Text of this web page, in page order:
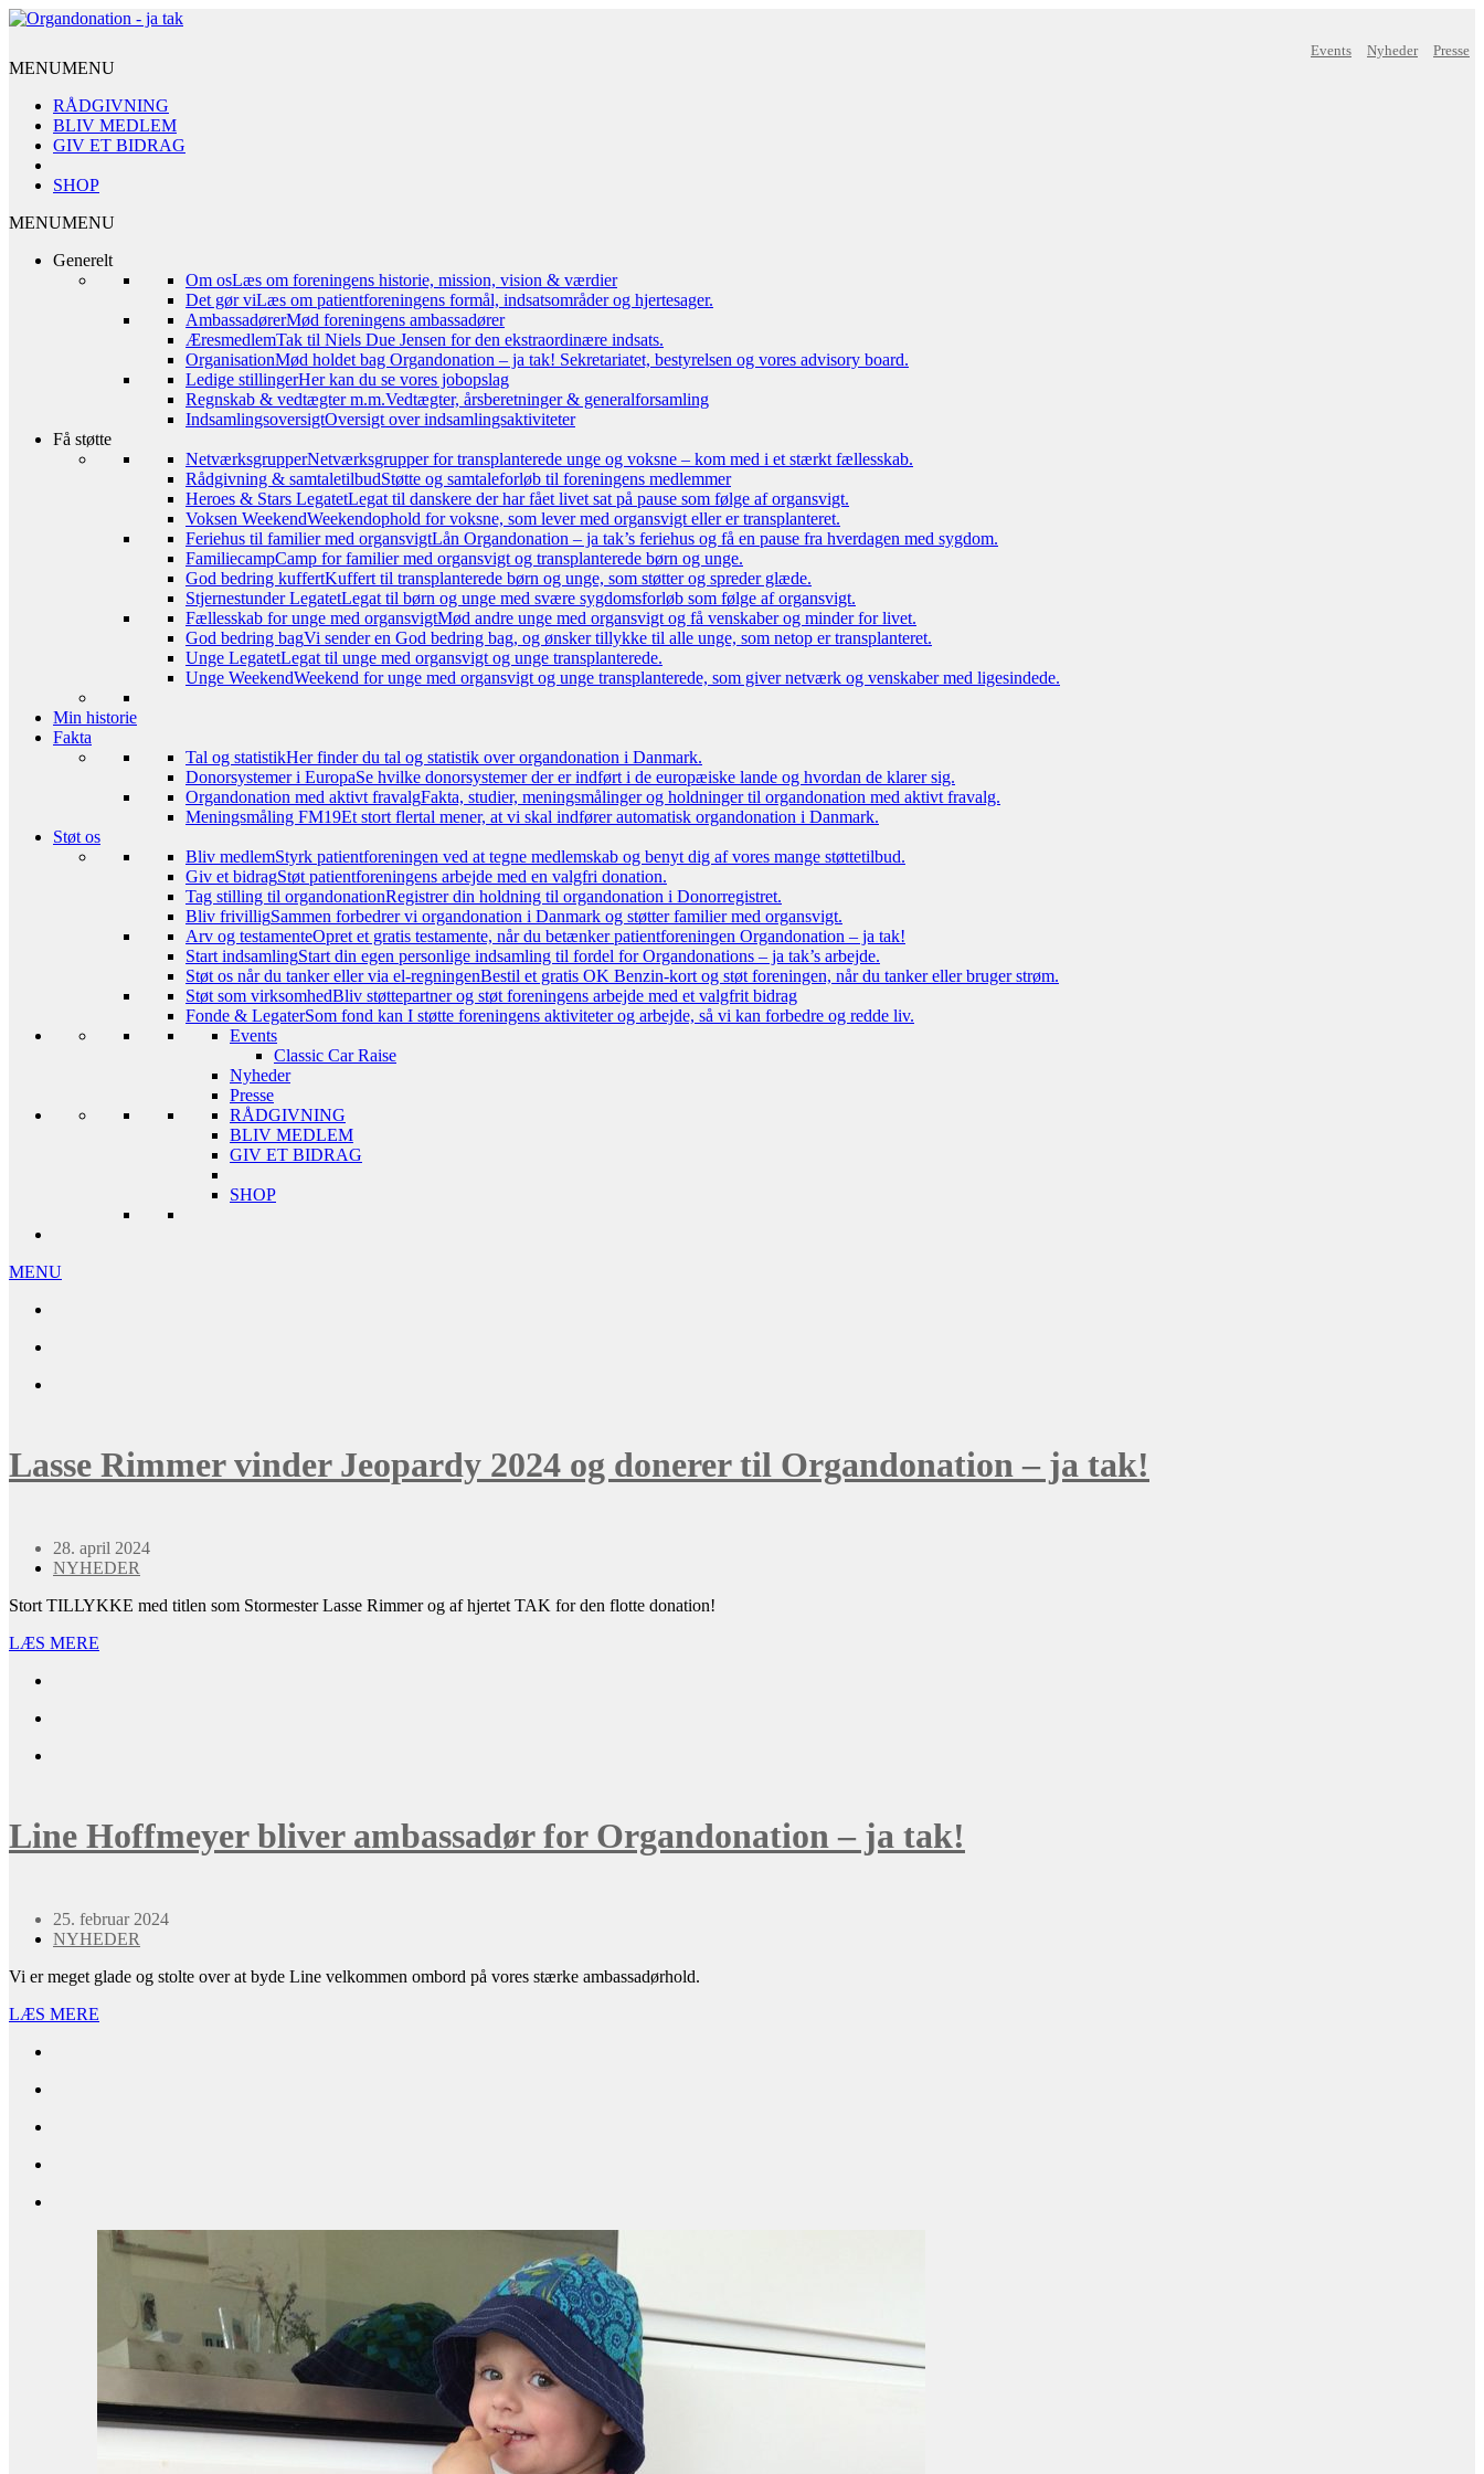
Events Nyheder Presse
MENUMENU
RÅDGIVNING
BLIV MEDLEM
GIV ET BIDRAG
SHOP
MENUMENU
Generelt
Om osLæs om foreningens historie, mission, vision & værdier
Det gør viLæs om patientforeningens formål, indsatsområder og hjertesager.
AmbassadørerMød foreningens ambassadører
ÆresmedlemTak til Niels Due Jensen for den ekstraordinære indsats.
OrganisationMød holdet bag Organdonation – ja tak! Sekretariatet, bestyrelsen og vores advisory board.
Ledige stillingerHer kan du se vores jobopslag
Regnskab & vedtægter m.m.Vedtægter, årsberetninger & generalforsamling
IndsamlingsoversigtOversigt over indsamlingsaktiviteter
Få støtte
NetværksgrupperNetværksgrupper for transplanterede unge og voksne – kom med i et stærkt fællesskab.
Rådgivning & samtaletilbudStøtte og samtaleforløb til foreningens medlemmer
Heroes & Stars LegatetLegat til danskere der har fået livet sat på pause som følge af organsvigt.
Voksen WeekendWeekendophold for voksne, som lever med organsvigt eller er transplanteret.
Feriehus til familier med organsvigtLån Organdonation – ja tak’s feriehus og få en pause fra hverdagen med sygdom.
FamiliecampCamp for familier med organsvigt og transplanterede børn og unge.
God bedring kuffertKuffert til transplanterede børn og unge, som støtter og spreder glæde.
Stjernestunder LegatetLegat til børn og unge med svære sygdomsforløb som følge af organsvigt.
Fællesskab for unge med organsvigtMød andre unge med organsvigt og få venskaber og minder for livet.
God bedring bagVi sender en God bedring bag, og ønsker tillykke til alle unge, som netop er transplanteret.
Unge LegatetLegat til unge med organsvigt og unge transplanterede.
Unge WeekendWeekend for unge med organsvigt og unge transplanterede, som giver netværk og venskaber med ligesindede.
Min historie
Fakta
Tal og statistikHer finder du tal og statistik over organdonation i Danmark.
Donorsystemer i EuropaSe hvilke donorsystemer der er indført i de europæiske lande og hvordan de klarer sig.
Organdonation med aktivt fravalgFakta, studier, meningsmålinger og holdninger til organdonation med aktivt fravalg.
Meningsmåling FM19Et stort flertal mener, at vi skal indfører automatisk organdonation i Danmark.
Støt os
Bliv medlemStyrk patientforeningen ved at tegne medlemskab og benyt dig af vores mange støttetilbud.
Giv et bidragStøt patientforeningens arbejde med en valgfri donation.
Tag stilling til organdonationRegistrer din holdning til organdonation i Donorregistret.
Bliv frivilligSammen forbedrer vi organdonation i Danmark og støtter familier med organsvigt.
Arv og testamenteOpret et gratis testamente, når du betænker patientforeningen Organdonation – ja tak!
Start indsamlingStart din egen personlige indsamling til fordel for Organdonations – ja tak’s arbejde.
Støt os når du tanker eller via el-regningenBestil et gratis OK Benzin-kort og støt foreningen, når du tanker eller bruger strøm.
Støt som virksomhedBliv støttepartner og støt foreningens arbejde med et valgfrit bidrag
Fonde & LegaterSom fond kan I støtte foreningens aktiviteter og arbejde, så vi kan forbedre og redde liv.
Events
Classic Car Raise
Nyheder
Presse
RÅDGIVNING
BLIV MEDLEM
GIV ET BIDRAG
SHOP
MENU
Lasse Rimmer vinder Jeopardy 2024 og donerer til Organdonation – ja tak!
28. april 2024
NYHEDER
Stort TILLYKKE med titlen som Stormester Lasse Rimmer og af hjertet TAK for den flotte donation!
LÆS MERE
Line Hoffmeyer bliver ambassadør for Organdonation – ja tak!
25. februar 2024
NYHEDER
Vi er meget glade og stolte over at byde Line velkommen ombord på vores stærke ambassadørhold.
LÆS MERE